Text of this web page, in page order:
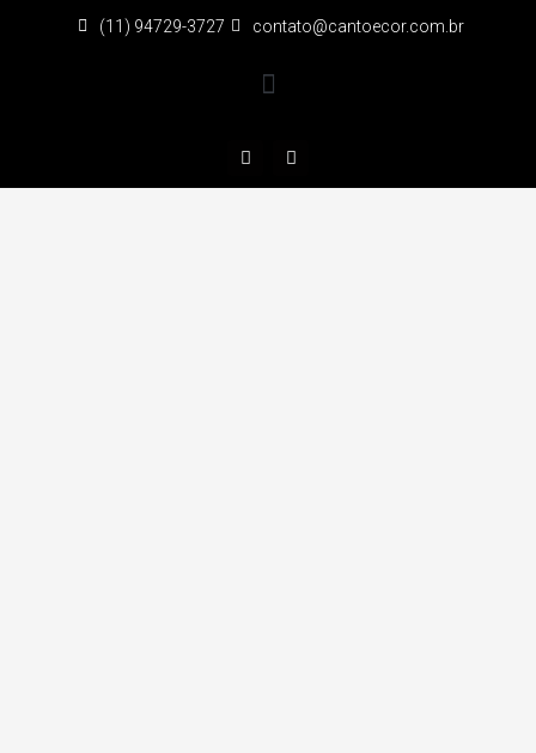
(11) 94729-3727 contato@cantoecor.com.br